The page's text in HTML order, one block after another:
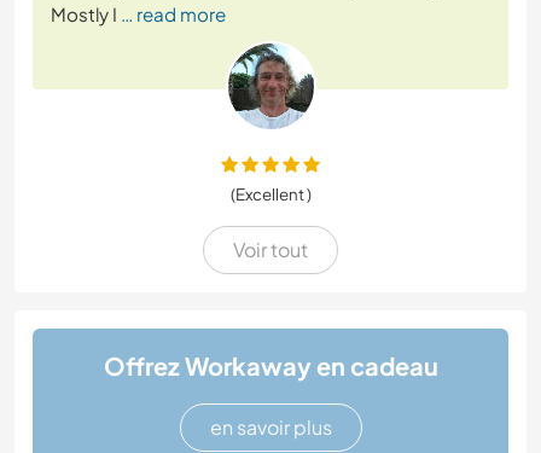
Mostly I … read more
(Excellent )
Voir tout
Offrez Workaway en cadeau
en savoir plus